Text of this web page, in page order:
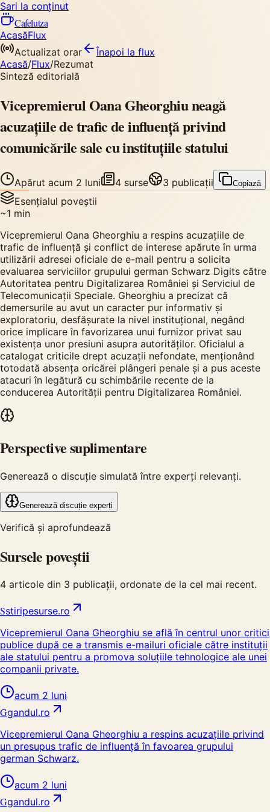
Sari la conținut
Cafelutza
AcasăFlux
Actualizat orar
Înapoi la flux
Acasă/Flux/Rezumat
Sinteză editorială
Vicepremierul Oana Gheorghiu neagă
acuzațiile de trafic de influență privind
comunicările sale cu instituțiile statului
Apărut acum 2 luni 4 surse 3 publicații Copiază
Esențialul poveștii
~1 min
Vicepremierul Oana Gheorghiu a respins acuzațiile de
trafic de influență și conflict de interese apărute în urma
utilizării adresei oficiale de e-mail pentru a solicita
evaluarea serviciilor grupului german Schwarz Digits către
Autoritatea pentru Digitalizarea României și Serviciul de
Telecomunicații Speciale. Gheorghiu a precizat că
demersurile au avut un caracter pur informativ și
exploratoriu, desfășurate la nivel instituțional, negând
orice implicare în favorizarea unui furnizor privat sau
existența unor presiuni asupra autorităților. Oficialul a
catalogat criticile drept acuzații nefondate, menționând
totodată absența oricărei plângeri penale și a pus aceste
atacuri în legătură cu schimbările recente de la
conducerea Autorității pentru Digitalizarea României.
Perspective suplimentare
Generează o discuție simulată între experți relevanți.
Generează discuție experți
Verifică și aprofundează
Sursele poveștii
4 articole din 3 publicații, ordonate de la cel mai recent.
Sstiripesurse.ro
Vicepremierul Oana Gheorghiu se află în centrul unor critici
publice după ce a transmis e-mailuri oficiale către instituții
ale statului pentru a promova soluțiile tehnologice ale unei
companii private.
acum 2 luni
Ggandul.ro
Vicepremierul Oana Gheorghiu a respins acuzațiile privind
un presupus trafic de influență în favoarea grupului
german Schwarz.
acum 2 luni
Ggandul.ro